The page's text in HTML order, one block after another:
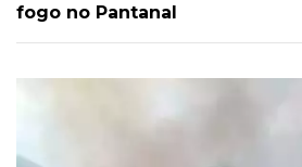
fogo no Pantanal